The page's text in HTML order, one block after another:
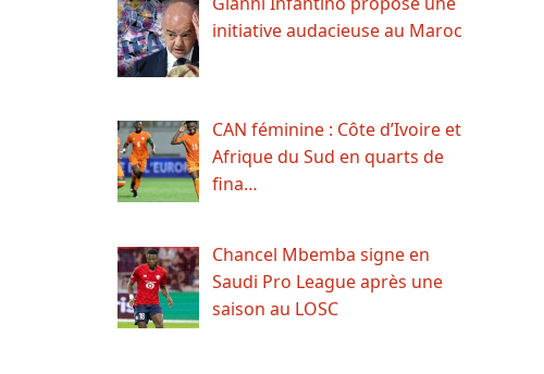
initiative audacieuse au Maroc
CAN féminine : Côte d’Ivoire et
Afrique du Sud en quarts de
fina…
Chancel Mbemba signe en
Saudi Pro League après une
saison au LOSC